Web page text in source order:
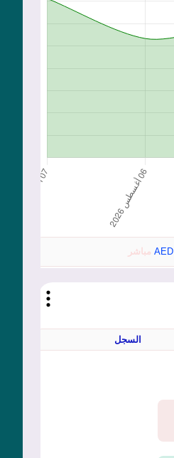
AED مباشر
السجل